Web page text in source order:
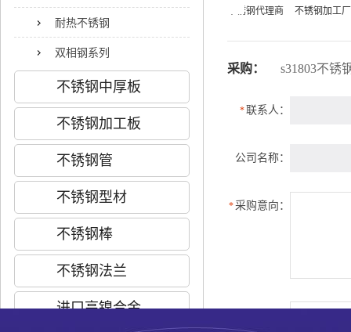
不锈钢代理商 不锈钢加工
采购： s31803不锈
*联系人：
公司名称：
*采购意向：
耐热不锈钢
双相钢系列
不锈钢中厚板
不锈钢加工板
不锈钢管
不锈钢型材
不锈钢棒
不锈钢法兰
进口高镍合金